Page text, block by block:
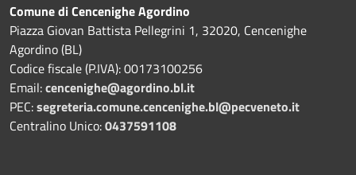
Comune di Cencenighe Agordino
Piazza Giovan Battista Pellegrini 1, 32020, Cencenighe
Agordino (BL)
Codice fiscale (P.IVA): 00173100256
Email:cencenighe@agordino.bl.it
PEC:segreteria.comune.cencenighe.bl@pecveneto.it
Centralino Unico:0437591108